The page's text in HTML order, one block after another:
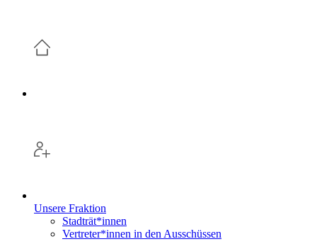
Unsere Fraktion
Stadträt*innen
Vertreter*innen in den Ausschüssen